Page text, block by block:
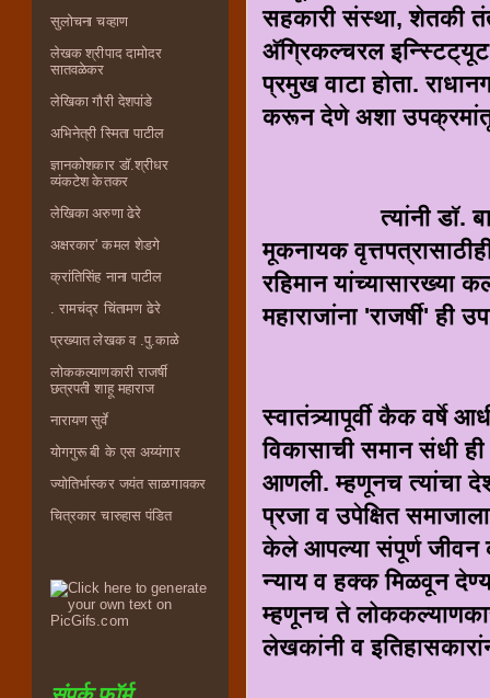
सहकारी संस्था, शेतकी
अ‍ॅग्रिकल्चरल इन्स्टिट्यूट’
प्रमुख वाटा होता.
करून देणे अशा
त्यांनी डॉ.
मूकनायक
रहिमान यांच्यासारख्या
महाराजांना 'राजर्षी' ही
स्वातंत्र्यापूर्वी कैक वर्षे
विकासाची समान संधी
आणली. म्हणूनच त्यांचा
प्रजा व उपेक्षित
केले आपल्या संपूर्ण जीवन
न्याय व हक्क मिळवून
म्हणूनच ते
लेखकांनी व
सुलोचना चव्हाण
लेखक श्रीपाद दामोदर
सातवळेकर
लेखिका गौरी देशपांडे
अभिनेत्री स्मिता पाटील
ज्ञानकोशकार डॉ.श्रीधर
व्यंकटेश केतकर
लेखिका अरुणा ढेरे
अक्षरकार' कमल शेडगे
क्रांतिसिंह नाना पाटील
. रामचंद्र चिंतामण ढेरे
प्रख्यात लेखक व .पु.काळे
लोककल्याणकारी राजर्षी
छत्रपती शाहू महाराज
नारायण सुर्वे
योगगुरू बी के एस अय्यंगार
ज्योतिर्भास्कर जयंत साळगावकर
चित्रकार चारुहास पंडित